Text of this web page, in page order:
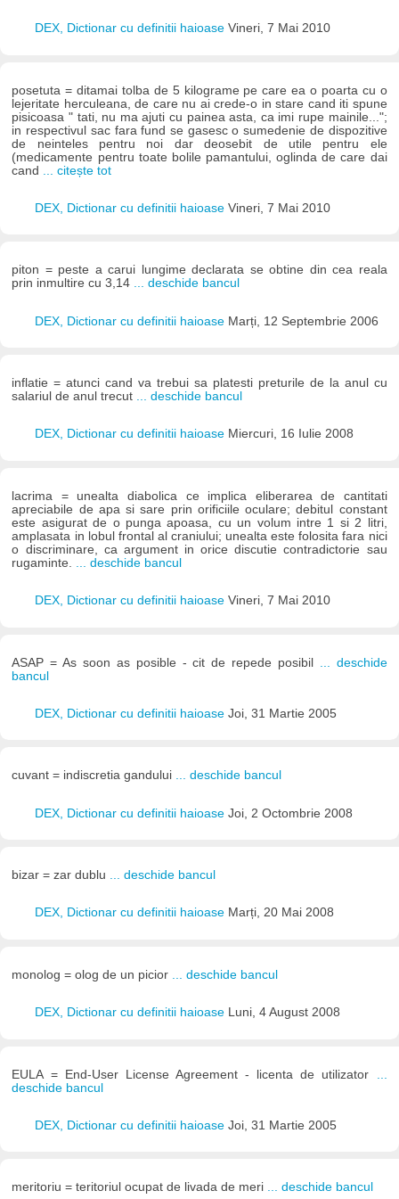
DEX, Dictionar cu definitii haioase Vineri, 7 Mai 2010
posetuta = ditamai tolba de 5 kilograme pe care ea o poarta cu o
lejeritate herculeana, de care nu ai crede-o in stare cand iti spune
pisicoasa " tati, nu ma ajuti cu painea asta, ca imi rupe mainile...";
in respectivul sac fara fund se gasesc o sumedenie de dispozitive
de neinteles pentru noi dar deosebit de utile pentru ele
(medicamente pentru toate bolile pamantului, oglinda de care dai
cand
... citește tot
DEX, Dictionar cu definitii haioase Vineri, 7 Mai 2010
piton = peste a carui lungime declarata se obtine din cea reala
prin inmultire cu 3,14 ... deschide bancul
DEX, Dictionar cu definitii haioase Marți, 12 Septembrie 2006
inflatie = atunci cand va trebui sa platesti preturile de la anul cu
salariul de anul trecut ... deschide bancul
DEX, Dictionar cu definitii haioase Miercuri, 16 Iulie 2008
lacrima = unealta diabolica ce implica eliberarea de cantitati
apreciabile de apa si sare prin orificiile oculare; debitul constant
este asigurat de o punga apoasa, cu un volum intre 1 si 2 litri,
amplasata in lobul frontal al craniului; unealta este folosita fara nici
o discriminare, ca argument in orice discutie contradictorie sau
rugaminte.
... deschide bancul
DEX, Dictionar cu definitii haioase Vineri, 7 Mai 2010
ASAP = As soon as posible - cit de repede posibil
... deschide
bancul
DEX, Dictionar cu definitii haioase Joi, 31 Martie 2005
cuvant = indiscretia gandului ... deschide bancul
DEX, Dictionar cu definitii haioase Joi, 2 Octombrie 2008
bizar = zar dublu ... deschide bancul
DEX, Dictionar cu definitii haioase Marți, 20 Mai 2008
monolog = olog de un picior ... deschide bancul
DEX, Dictionar cu definitii haioase Luni, 4 August 2008
EULA = End-User License Agreement - licenta de utilizator
deschide bancul
DEX, Dictionar cu definitii haioase Joi, 31 Martie 2005
meritoriu = teritoriul ocupat de livada de meri ... deschide bancul